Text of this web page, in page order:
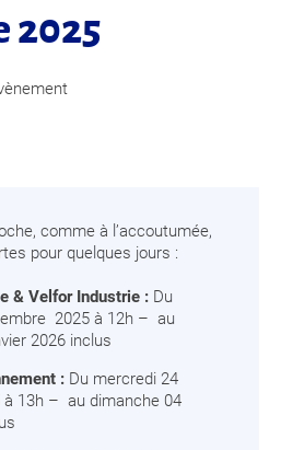
2025
comme à l’accoutumée,
pour quelques jours :
& Velfor Industrie : Du
2025 à 12h – au
2026 inclus
: Du mercredi 24
13h – au dimanche 04